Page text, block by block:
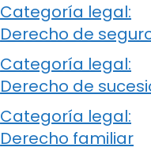
Categoría legal:
Derecho de
Categoría legal:
Derecho de
Categoría legal:
Derecho familiar